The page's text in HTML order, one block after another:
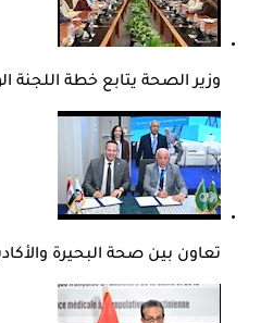
وزير الصحة يتابع خطة اللجنة
تعاون بين صحة البحيرة